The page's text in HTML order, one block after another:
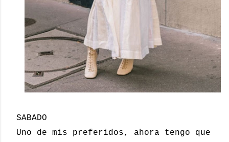
SABADO
Uno de mis preferidos, ahora tengo que